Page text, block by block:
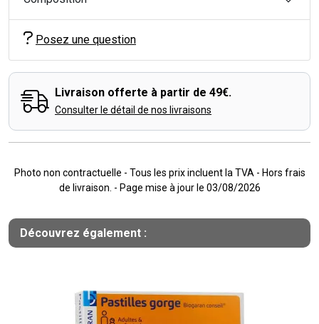
Posez une question
Livraison offerte à partir de 49€.
Consulter le détail de nos livraisons
Photo non contractuelle - Tous les prix incluent la TVA - Hors frais
de livraison. - Page mise à jour le 03/08/2026
Découvrez également :